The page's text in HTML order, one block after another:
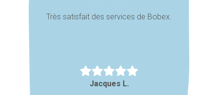
Très satisfait des services de Bobex.
Jacques L.